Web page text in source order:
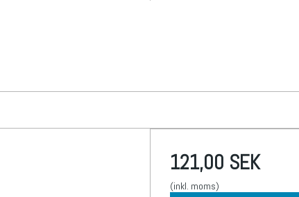
121,00 SEK
(inkl. moms)